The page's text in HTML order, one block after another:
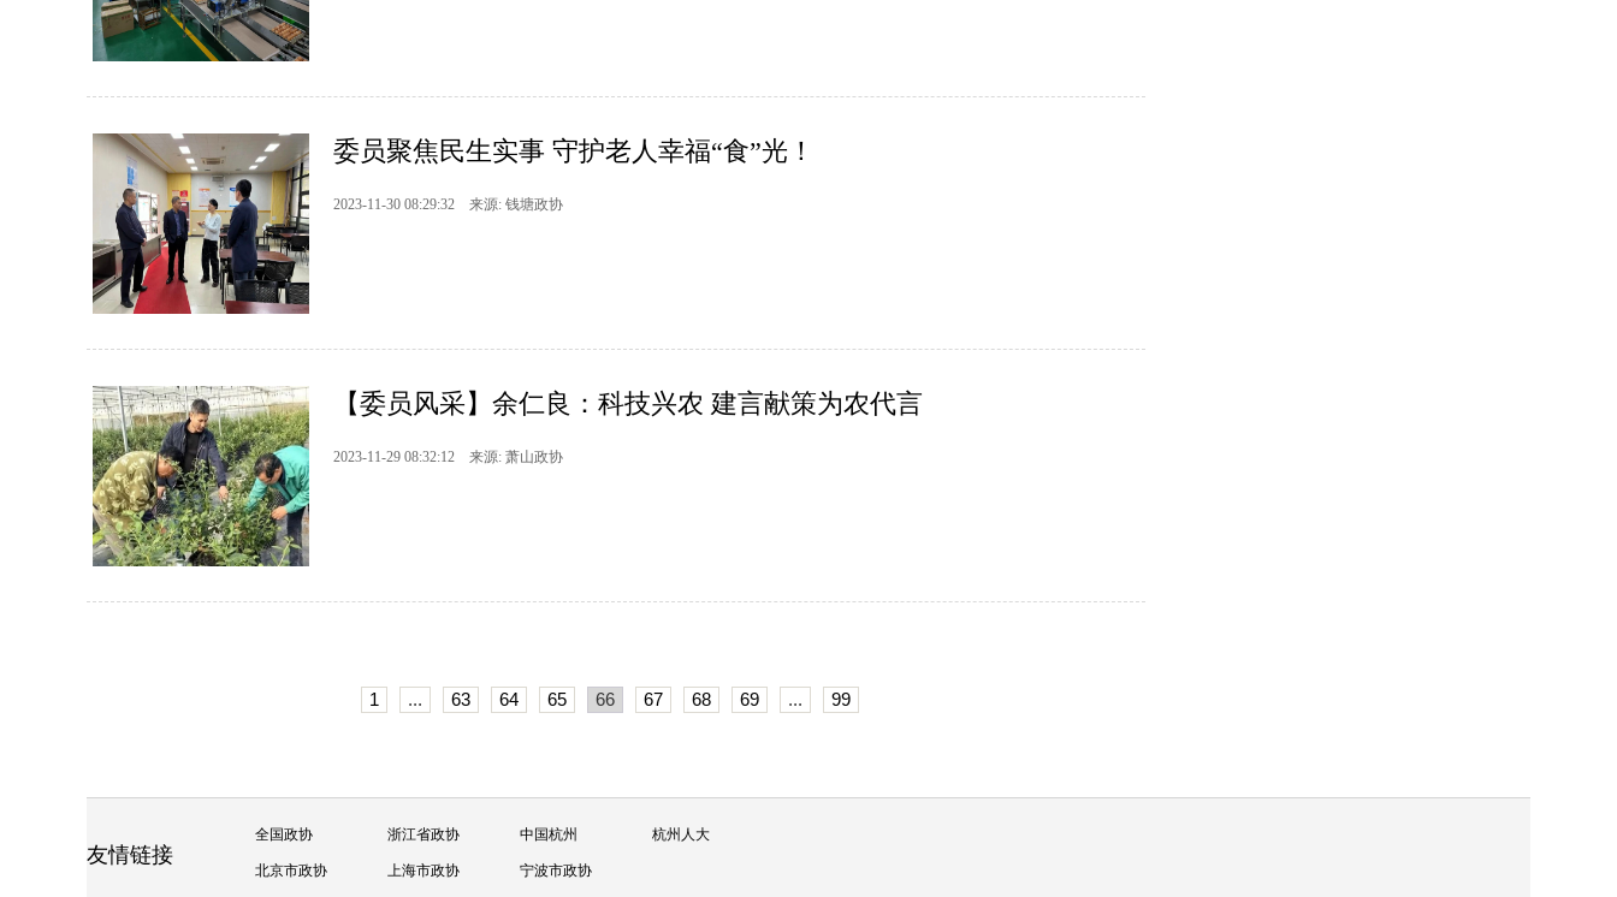
委员聚焦民生实事 守护老人幸福“食”光！
2023-11-30 08:29:32 来源: 钱塘政协
【委员风采】余仁良：科技兴农 建言献策为农代言
2023-11-29 08:32:12 来源: 萧山政协
1 ... 63 64 65 66 67 68 69 ... 99
友情链接
全国政协 浙江省政协 中国杭州 杭州人大
北京市政协 上海市政协 宁波市政协